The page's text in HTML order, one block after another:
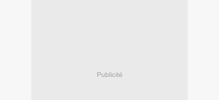
Publicité